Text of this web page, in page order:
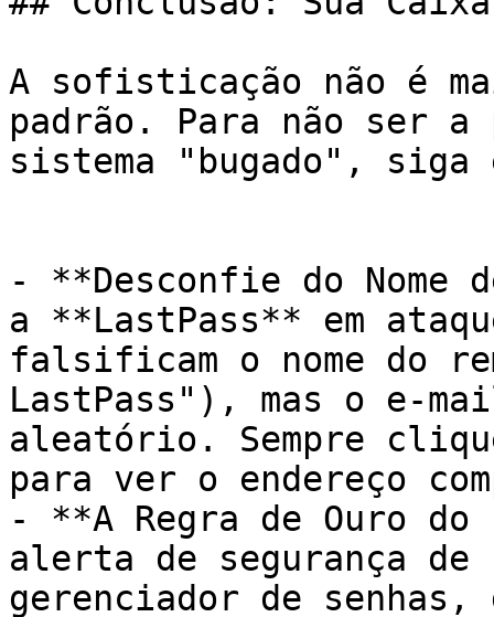
A sofisticação não é
padrão. Para não ser a
sistema "bugado",
- **Desconfie do Nome
a **LastPass** em
falsificam o nome do
LastPass"), mas o e-
aleatório. Sempre
para ver o endereço
- **A Regra de Ouro do
alerta de segurança de
gerenciador de